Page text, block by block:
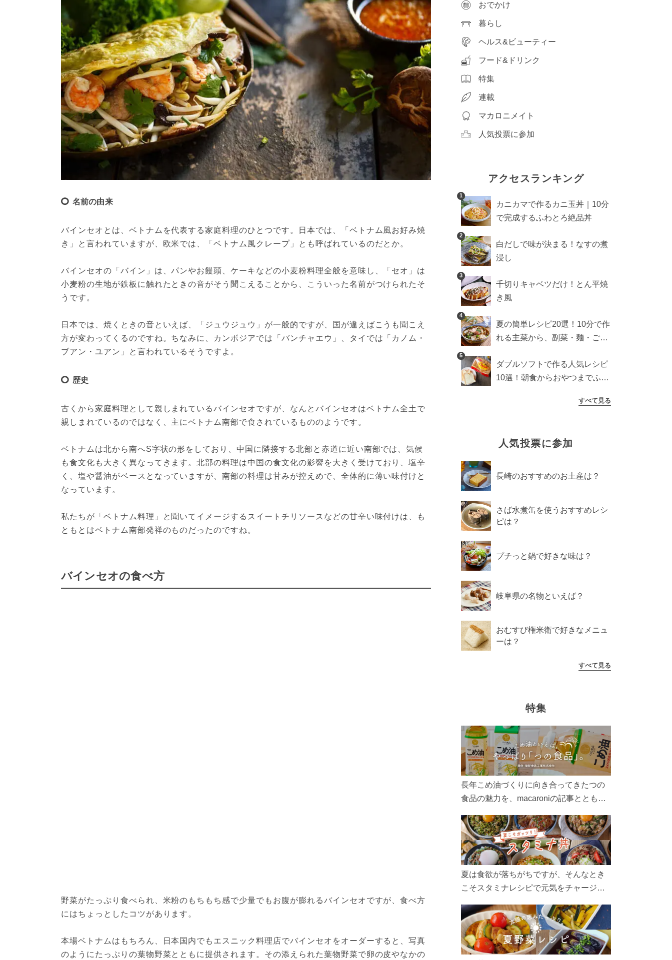
名前の由来
バインセオとは、ベトナムを代表する家庭料理のひとつです。日本では、「ベトナム風お好み焼
き」と言われていますが、欧米では、「ベトナム風クレープ」とも呼ばれているのだとか。
バインセオの「バイン」は、パンやお饅頭、ケーキなどの小麦粉料理全般を意味し、「セオ」は
小麦粉の生地が鉄板に触れたときの音がそう聞こえることから、こういった名前がつけられたそ
うです。
日本では、焼くときの音といえば、「ジュウジュウ」が一般的ですが、国が違えばこうも聞こえ
方が変わってくるのですね。ちなみに、カンボジアでは「バンチャエウ」、タイでは「カノム・
ブアン・ユアン」と言われているそうですよ。
歴史
古くから家庭料理として親しまれているバインセオですが、なんとバインセオはベトナム全土で
親しまれているのではなく、主にベトナム南部で食されているもののようです。
ベトナムは北から南へS字状の形をしており、中国に隣接する北部と赤道に近い南部では、気候
も食文化も大きく異なってきます。北部の料理は中国の食文化の影響を大きく受けており、塩辛
く、塩や醤油がベースとなっていますが、南部の料理は甘みが控えめで、全体的に薄い味付けと
なっています。
私たちが「ベトナム料理」と聞いてイメージするスイートチリソースなどの甘辛い味付けは、も
ともとはベトナム南部発祥のものだったのですね。
バインセオの食べ方
野菜がたっぷり食べられ、米粉のもちもち感で少量でもお腹が膨れるバインセオですが、食べ方
にはちょっとしたコツがあります。
本場ベトナムはもちろん、日本国内でもエスニック料理店でバインセオをオーダーすると、写真
のようにたっぷりの葉物野菜とともに提供されます。その添えられた葉物野菜で卵の皮やなかの
おでかけ
暮らし
ヘルス&ビューティー
フード&ドリンク
特集
連載
マカロニメイト
人気投票に参加
アクセスランキング
1
カニカマで作るカニ玉丼｜10分
で完成するふわとろ絶品丼
2
白だしで味が決まる！なすの煮
浸し
3
千切りキャベツだけ！とん平焼
き風
4
夏の簡単レシピ20選！10分で作
れる主菜から、副菜・麺・ごは
5
ダブルソフトで作る人気レシピ
10選！朝食からおやつまでふん
すべて見る
人気投票に参加
長崎のおすすめのお土産は？
さば水煮缶を使うおすすめレシ
ピは？
プチっと鍋で好きな味は？
岐阜県の名物といえば？
おむすび権米衛で好きなメニュ
ーは？
すべて見る
特集
長年こめ油づくりに向き合ってきたつの
食品の魅力を、macaroniの記事とともに
ん、製造現場や品質へのこだわりまで。
こめ油をもっと好きになるコンテンツを
ぜひお楽しみください。
夏は食欲が落ちがちですが、そんなとき
こそスタミナレシピで元気をチャージ！
リ食べて、夏バテを吹き飛ばしましょ
う！